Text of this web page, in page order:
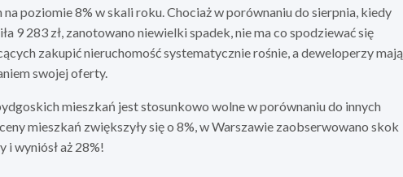
poziomie 8% w skali roku. Chociaż w porównaniu do sierpnia, kiedy
9 283 zł, zanotowano niewielki spadek, nie ma co spodziewać się
zakupić nieruchomość systematycznie rośnie, a deweloperzy mają
swojej oferty.
mieszkań jest stosunkowo wolne w porównaniu do innych
mieszkań zwiększyły się o 8%, w Warszawie zaobserwowano skok
i wyniósł aż 28%!